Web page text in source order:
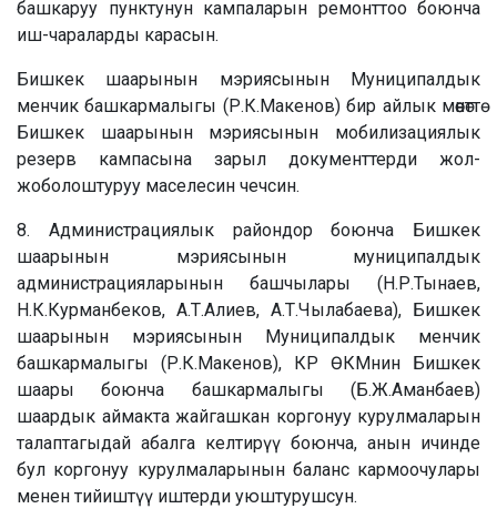
башкаруу пунктунун кампаларын ремонттоо боюнча
иш-чараларды карасын.
Бишкек шаарынын мэриясынын Муниципалдык
менчик башкармалыгы (Р.К.Макенов) бир айлык мөөнөттө
Бишкек шаарынын мэриясынын мобилизациялык
резерв кампасына зарыл документтерди жол-
жоболоштуруу маселесин чечсин.
8. Администрациялык райондор боюнча Бишкек
шаарынын мэриясынын муниципалдык
администрацияларынын башчылары (Н.Р.Тынаев,
Н.К.Курманбеков, А.Т.Алиев, А.Т.Чылабаева), Бишкек
шаарынын мэриясынын Муниципалдык менчик
башкармалыгы (Р.К.Макенов), КР ӨКМнин Бишкек
шаары боюнча башкармалыгы (Б.Ж.Аманбаев)
шаардык аймакта жайгашкан коргонуу курулмаларын
талаптагыдай абалга келтирүү боюнча, анын ичинде
бул коргонуу курулмаларынын баланс кармоочулары
менен тийиштүү иштерди уюштурушсун.